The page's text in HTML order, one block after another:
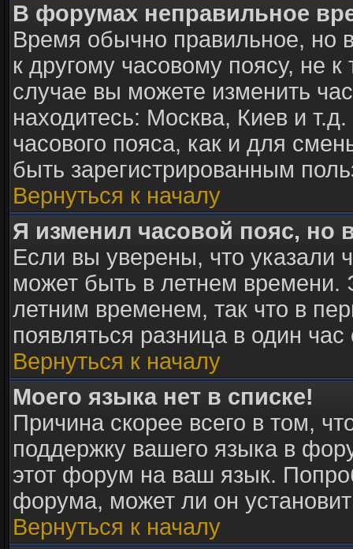
В форумах неправильное
Время обычно правильное, но
к другому часовому поясу, не
случае вы можете изменить
находитесь: Москва, Киев и
часового пояса, как и для
быть зарегистрированным
Вернуться к началу
Я изменил часовой пояс, но
Если вы уверены, что указали
может быть в летнем времени.
летним временем, так что в
появляться разница в один
Вернуться к началу
Моего языка нет в списке!
Причина скорее всего в том,
поддержку вашего языка в
этот форум на ваш язык.
форума, может ли он
Вернуться к началу